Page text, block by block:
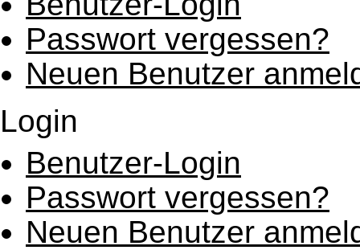
Passwort vergessen?
Neuen Benutzer
Login
Benutzer-Login
Passwort vergessen?
Neuen Benutzer